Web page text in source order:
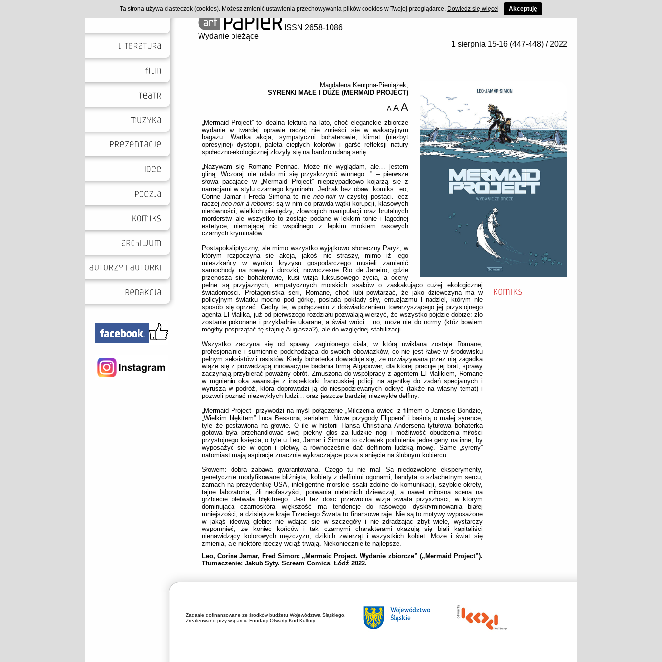
ISSN 2658-1086
Wydanie bieżące
1 sierpnia 15-16 (447-448) / 2022
Magdalena Kempna-Pieniążek,
SYRENKI MAŁE I DUŻE (MERMAID PROJECT)
A A A
„Mermaid Project” to idealna lektura na lato, choć eleganckie zbiorcze
wydanie w twardej oprawie raczej nie zmieści się w wakacyjnym
bagażu. Wartka akcja, sympatyczni bohaterowie, klimat (niezbyt
opresyjnej) dystopii, paleta ciepłych kolorów i garść refleksji natury
społeczno-ekologicznej złożyły się na bardzo udaną serię.
„Nazywam się Romane Pennac. Może nie wyglądam, ale… jestem
gliną. Wczoraj nie udało mi się przyskrzynić winnego…” – pierwsze
słowa padające w „Mermaid Project” nieprzypadkowo kojarzą się z
narracjami w stylu czarnego kryminału. Jednak bez obaw: komiks Leo,
Corine Jamar i Freda Simona to nieneo-noirw czystej postaci, lecz
raczejneo-noir à rebours: są w nim co prawda wątki korupcji, klasowych
nierówności, wielkich pieniędzy, złowrogich manipulacji oraz brutalnych
morderstw, ale wszystko to zostaje podane w lekkim tonie i łagodnej
estetyce, niemającej nic wspólnego z lepkim mrokiem rasowych
czarnych kryminałów.
Postapokaliptyczny, ale mimo wszystko wyjątkowo słoneczny Paryż, w
którym rozpoczyna się akcja, jakoś nie straszy, mimo iż jego
mieszkańcy w wyniku kryzysu gospodarczego musieli zamienić
samochody na rowery i dorożki; nowoczesne Rio de Janeiro, gdzie
przenoszą się bohaterowie, kusi wizją luksusowego życia, a oceny
pełne są przyjaznych, empatycznych morskich ssaków o zaskakująco dużej ekologicznej
świadomości. Protagonistka serii, Romane, choć lubi powtarzać, że jako dziewczyna ma w
policyjnym światku mocno pod górkę, posiada pokłady siły, entuzjazmu i nadziei, którym nie
sposób się oprzeć. Cechy te, w połączeniu z doświadczeniem towarzyszącego jej przystojnego
agenta El Malika, już od pierwszego rozdziału pozwalają wierzyć, że wszystko pójdzie dobrze: zło
zostanie pokonane i przykładnie ukarane, a świat wróci… no, może nie do normy (któż bowiem
mógłby posprzątać tę stajnię Augiasza?), ale do względnej stabilizacji.
Wszystko zaczyna się od sprawy zaginionego ciała, w którą uwikłana zostaje Romane,
profesjonalnie i sumiennie podchodząca do swoich obowiązków, co nie jest łatwe w środowisku
pełnym seksistów i rasistów. Kiedy bohaterka dowiaduje się, że rozwiązywana przez nią zagadka
wiąże się z prowadzącą innowacyjne badania firmą Algapower, dla której pracuje jej brat, sprawy
zaczynają przybierać poważny obrót. Zmuszona do współpracy z agentem El Malikiem, Romane
w mgnieniu oka awansuje z inspektorki francuskiej policji na agentkę do zadań specjalnych i
wyrusza w podróż, która doprowadzi ją do niespodziewanych odkryć (także na własny temat) i
pozwoli poznać niezwykłych ludzi… oraz jeszcze bardziej niezwykłe delfiny.
„Mermaid Project” przywodzi na myśl połączenie „Milczenia owiec” z filmem o Jamesie Bondzie,
„Wielkim błękitem” Luca Bessona, serialem „Nowe przygody Flippera” i baśnią o małej syrence,
tyle że postawioną na głowie. O ile w historii Hansa Christiana Andersena tytułowa bohaterka
gotowa była przehandlować swój piękny głos za ludzkie nogi i możliwość obudzenia miłości
przystojnego księcia, o tyle u Leo, Jamar i Simona to człowiek podmienia jedne geny na inne, by
wyposażyć się w ogon i płetwy, a równocześnie dać delfinom ludzką mowę. Same „syreny”
natomiast mają aspiracje znacznie wykraczające poza stanięcie na ślubnym kobiercu.
Słowem: dobra zabawa gwarantowana. Czego tu nie ma! Są niedozwolone eksperymenty,
genetycznie modyfikowane bliźnięta, kobiety z delfinimi ogonami, bandyta o szlachetnym sercu,
zamach na prezydentkę USA, inteligentne morskie ssaki zdolne do komunikacji, szybkie okręty,
tajne laboratoria, źli neofaszyści, porwania nieletnich dziewcząt, a nawet miłosna scena na
grzbiecie płetwala błękitnego. Jest też dość przewrotna wizja świata przyszłości, w którym
dominująca czarnoskóra większość ma tendencje do rasowego dyskryminowania białej
mniejszości, a dzisiejsze kraje Trzeciego Świata to finansowe raje. Nie są to motywy wyposażone
w jakąś ideową głębię: nie wdając się w szczegóły i nie zdradzając zbyt wiele, wystarczy
wspomnieć, że koniec końców i tak czarnymi charakterami okazują się biali kapitaliści
nienawidzący kolorowych mężczyzn, dzikich zwierząt i wszystkich kobiet. Może i świat się
zmienia, ale niektóre rzeczy wciąż trwają. Niekoniecznie te najlepsze.
Leo, Corine Jamar, Fred Simon: „Mermaid Project.Wydanie zbiorcze” („Mermaid Project”).
Tłumaczenie: Jakub Syty. Scream Comics. Łódź 2022.
Zadanie dofinansowane ze środków budżetu Województwa Śląskiego.
Zrealizowano przy wsparciu Fundacji Otwarty Kod Kultury.
Ta strona używa ciasteczek (cookies). Możesz zmienić ustawienia przechowywania plików cookies w Twojej przeglądarce. Dowiedz się więcej Akceptuję